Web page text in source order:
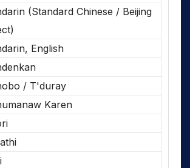
(Standard Chinese / Beijing
English
/ T'duray
Karen